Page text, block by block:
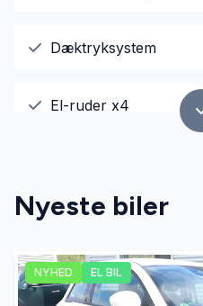
Dæktryksystem
El-ruder x4
Fartpilot
Fjernbetjent centrallås
Nyeste biler
NYHED EL BIL